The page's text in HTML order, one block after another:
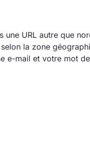
une URL autre que
la zone
e-mail et votre mot